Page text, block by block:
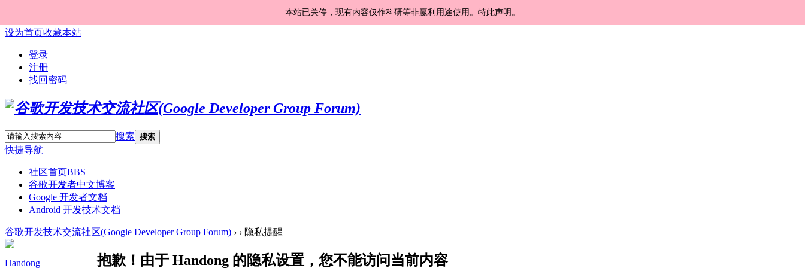
本站已关停，现有内容仅作科研等非赢利用途使用。特此声明。
设为首页收藏本站
登录
注册
找回密码
搜索 搜索
快捷导航
社区首页BBS
谷歌开发者中文博客
Google 开发者文档
Android 开发技术文档
谷歌开发技术交流社区(Google Developer Group Forum) › › 隐私提醒
Handong 抱歉！由于 Handong 的隐私设置，您不能访问当前内容